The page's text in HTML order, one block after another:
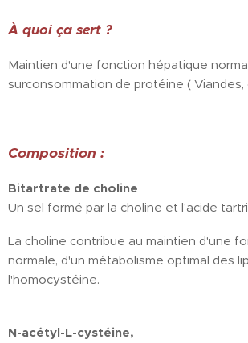
À quoi ça sert ?
Maintien d'une fonction hépatique
surconsommation de protéine (
Composition :
Bitartrate de choline
Un sel formé par la choline et l'acide
La choline contribue au maintien d'une
normale, d'un métabolisme optimal des
l'homocystéine.
N-acétyl-L-cystéine,